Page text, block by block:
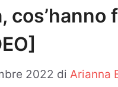
cos’hanno
2022 di Arianna